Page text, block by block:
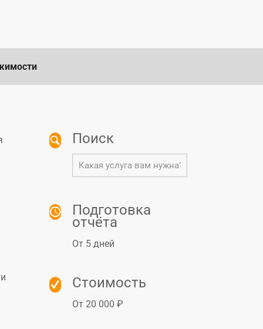
Поиск
Подготовка
отчёта
От 5 дней
Стоимость
От 20 000 ₽